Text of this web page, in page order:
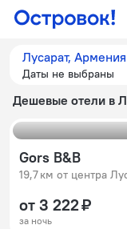
Лусарат, Армения
Даты не выбраны
Дешевые отели в
Gors B&B
19,7 км от центра
от 3 222 ₽
за ночь